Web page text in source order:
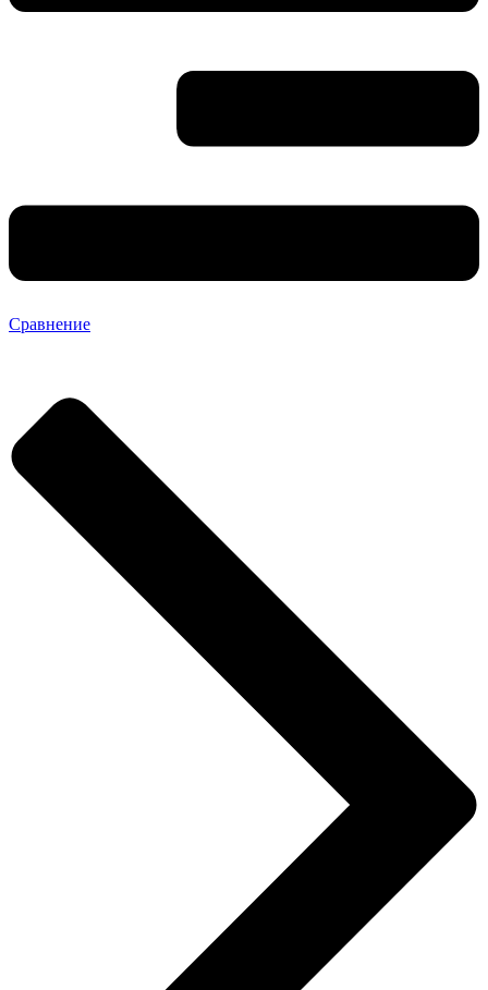
Сравнение